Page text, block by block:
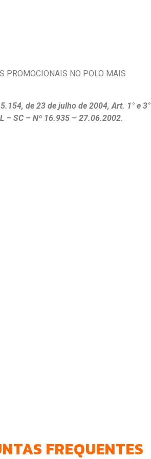
PROMOCIONAIS NO POLO MAIS
de 23 de julho de 2004, Art. 1° e 3°
– SC – Nº 16.935 – 27.06.2002
FREQUENTES